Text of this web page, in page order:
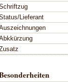
Lieferant